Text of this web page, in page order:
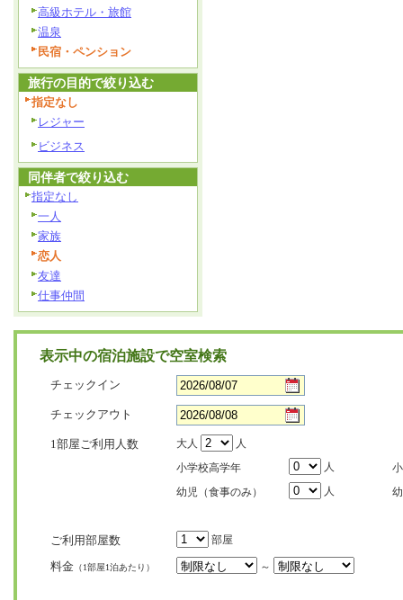
高級ホテル・旅館
温泉
民宿・ペンション
旅行の目的で絞り込む
指定なし
レジャー
ビジネス
同伴者で絞り込む
指定なし
一人
家族
恋人
友達
仕事仲間
表示中の宿泊施設で空室検索
チェックイン
チェックアウト
1部屋ご利用人数 大人
人
小学校高学年
人
幼児（食事のみ）
人
ご利用部屋数 部屋
料金 （1部屋1泊あたり） ～